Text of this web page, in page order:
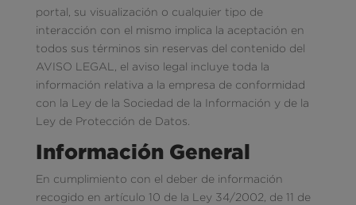
portal, su visualización o cualquier tipo de
interacción con el mismo implica la aceptación en
todos sus términos sin reservas del contenido del
AVISO LEGAL, el aviso legal incluye toda la
información relativa a la empresa de conformidad
con la Ley de la Sociedad de la Información y de la
Ley de Protección de Datos.
Información General
En cumplimiento con el deber de información
recogido en artículo 10 de la Ley 34/2002, de 11 de